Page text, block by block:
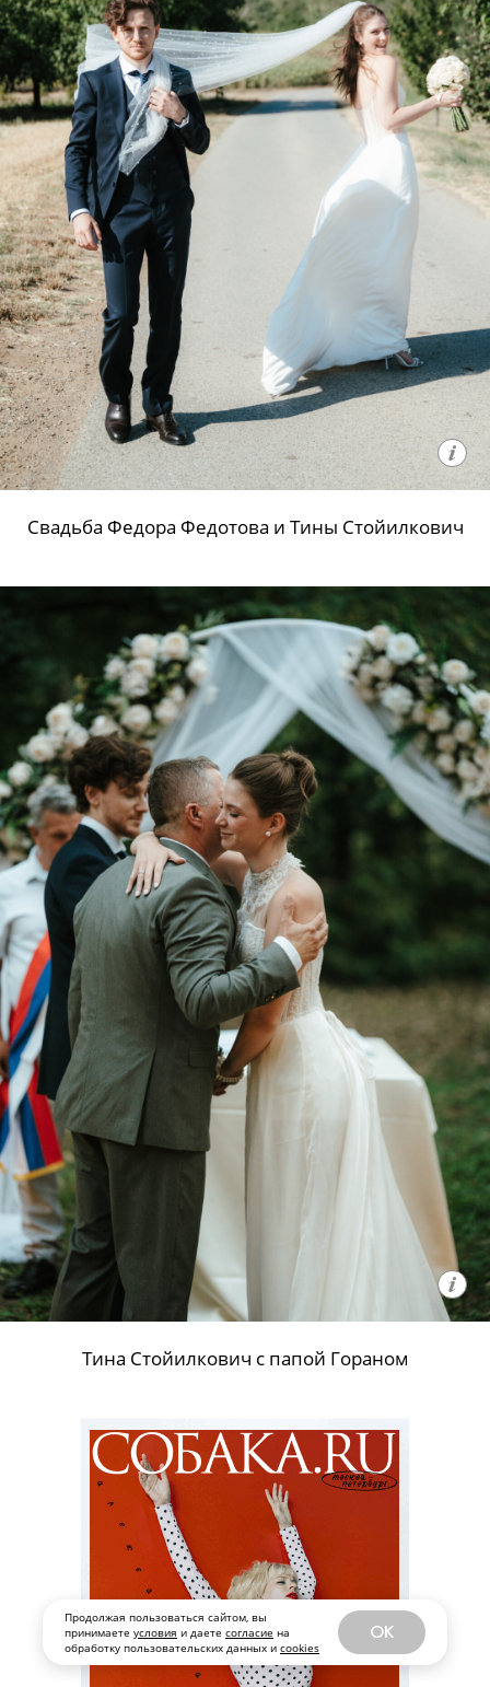
Продолжая пользоваться сайтом, вы
принимаете условия и даете согласие на
обработку пользовательских данных и cookies
OK
Свадьба Федора Федотова и Тины Стойилкович
Тина Стойилкович с папой Гораном